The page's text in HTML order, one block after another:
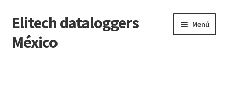
Saltar
a
navegación
Ir
al
contenido
Elitech dataloggers
México
Menú